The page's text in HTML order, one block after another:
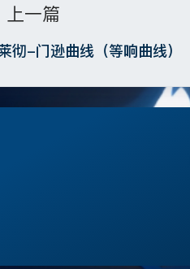
上一篇
彻-门逊曲线（等响曲线）